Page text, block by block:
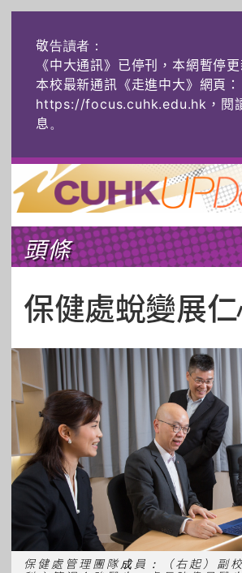
敬告讀者：
《中大通訊》已停刊，本網暫停
本校最新通訊《走進中大》網頁：
https://focus.cuhk.edu.hk，閱
息。
主頁 | ENG | 简体 |
頭條 榜上友名
社創薈動 六物窺人
所有主題
頭條
保健處蛻變展
保健處管理團隊成員：（右起）副